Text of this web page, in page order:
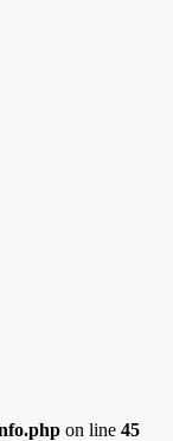
on line 45